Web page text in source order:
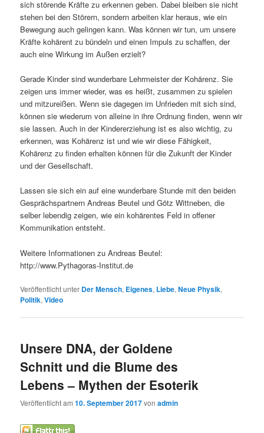
sich störende Kräfte zu erkennen geben. Dabei bleiben sie nicht
stehen bei den Störern, sondern arbeiten klar heraus, wie ein
Bewegung auch gelingen kann. Was können wir tun, um unsere
Kräfte kohärent zu bündeln und einen Impuls zu schaffen, der
auch eine Wirkung im Außen erzielt?
Gerade Kinder sind wunderbare Lehrmeister der Kohärenz. Sie
zeigen uns immer wieder, was es heißt, zusammen zu spielen
und mitzureißen. Wenn sie dagegen im Unfrieden mit sich sind,
können sie wiederum von alleine in ihre Ordnung finden, wenn wir
sie lassen. Auch in der Kindererziehung ist es also wichtig, zu
erkennen, was Kohärenz ist und wie wir diese Fähigkeit,
Kohärenz zu finden erhalten können für die Zukunft der Kinder
und der Gesellschaft.
Lassen sie sich ein auf eine wunderbare Stunde mit den beiden
Gesprächspartnern Andreas Beutel und Götz Wittneben, die
selber lebendig zeigen, wie ein kohärentes Feld in offener
Kommunikation entsteht.
Weitere Informationen zu Andreas Beutel:
http://www.Pythagoras-Institut.de
Veröffentlicht unter Der Mensch, Eigenes, Liebe,Neue Physik,
Politik,Video
Unsere DNA, der Goldene
Schnitt und die Blume des
Lebens – Mythen der Esoterik
Veröffentlicht am10. September 2017vonadmin